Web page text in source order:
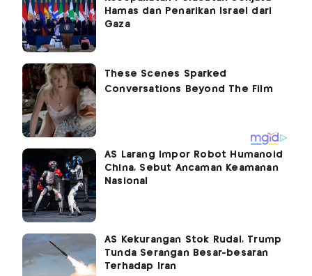
Hamas dan Penarikan Israel dari
Gaza
AS Larang Impor Robot Humanoid
China, Sebut Ancaman Keamanan
Nasional
AS Kekurangan Stok Rudal, Trump
Tunda Serangan Besar-besaran
Terhadap Iran